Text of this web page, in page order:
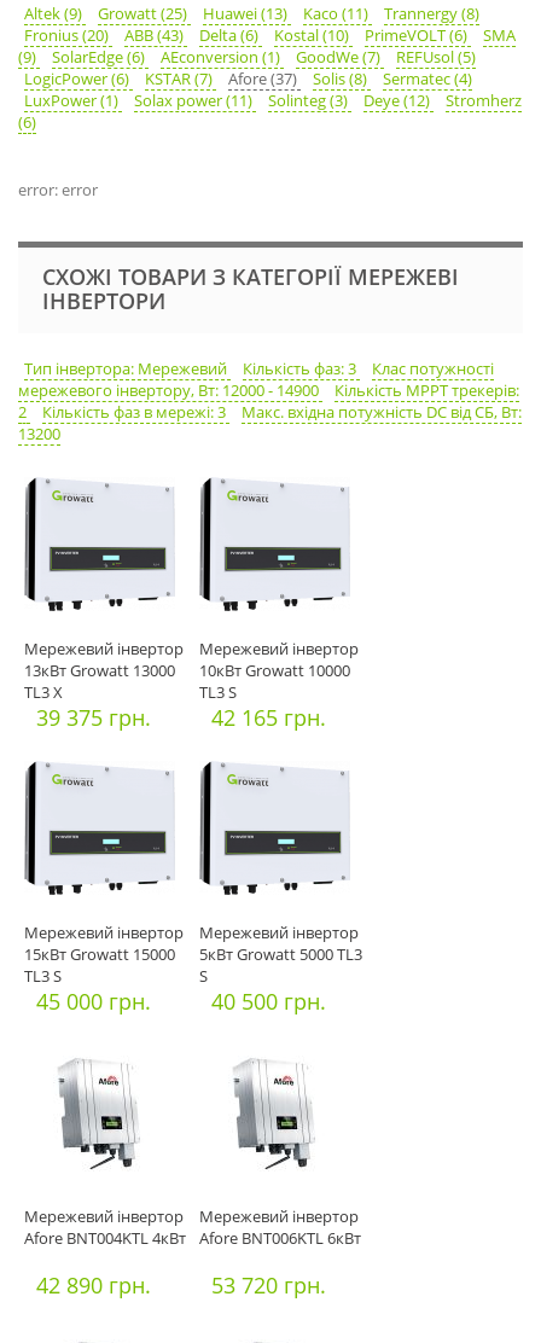
Altek (9) Growatt (25) Huawei (13) Kaco (11)
Trannergy (8)
Fronius (20)
ABB (43) Delta (6) Kostal (10) PrimeVOLT (6)
SMA
(9)
SolarEdge (6) AEconversion (1) GoodWe (7)
REFUsol (5)
LogicPower (6)
KSTAR (7) Afore (37) Solis (8)
Sermatec (4)
LuxPower (1)
Solax power (11) Solinteg (3) Deye (12)
Stromherz
(6)
error: error
СХОЖІ ТОВАРИ З КАТЕГОРІЇ МЕРЕЖЕВІ
ІНВЕРТОРИ
Тип інвертора: Мережевий Кількість фаз: 3
Клас потужності
мережевого інвертору, Вт: 12000 - 14900
Кількість MPPT трекерів:
2
Кількість фаз в мережі: 3
Макс. вхідна потужність DC від СБ, Вт:
13200
Мережевий інвертор
13кВт Growatt 13000
TL3 X
39 375 грн.
Мережевий інвертор
10кВт Growatt 10000
TL3 S
42 165 грн.
Мережевий інвертор
15кВт Growatt 15000
TL3 S
45 000 грн.
Мережевий інвертор
5кВт Growatt 5000 TL3
S
40 500 грн.
Мережевий інвертор
Afore BNT004KTL 4кВт
42 890 грн.
Мережевий інвертор
Afore BNT006KTL 6кВт
53 720 грн.